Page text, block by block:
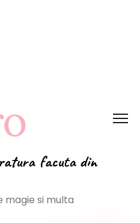
facuta din
magie si multa